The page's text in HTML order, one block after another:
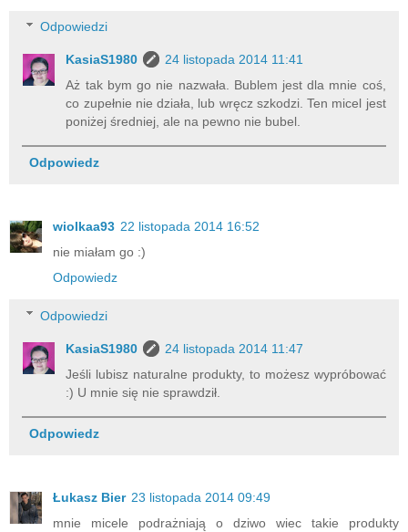
Odpowiedzi
KasiaS1980
24 listopada 2014 11:41
Aż tak bym go nie nazwała. Bublem jest dla mnie coś,
co zupełnie nie działa, lub wręcz szkodzi. Ten micel jest
poniżej średniej, ale na pewno nie bubel.
Odpowiedz
wiolkaa93 22 listopada 2014 16:52
nie miałam go :)
Odpowiedz
Odpowiedzi
KasiaS1980
24 listopada 2014 11:47
Jeśli lubisz naturalne produkty, to możesz wypróbować
:) U mnie się nie sprawdził.
Odpowiedz
Łukasz Bier 23 listopada 2014 09:49
mnie micele podrażniają o dziwo wiec takie produkty